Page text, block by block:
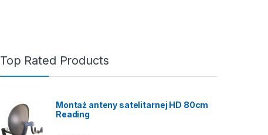
Top Rated Products
Montaż anteny satelitarnej HD 80cm
Reading